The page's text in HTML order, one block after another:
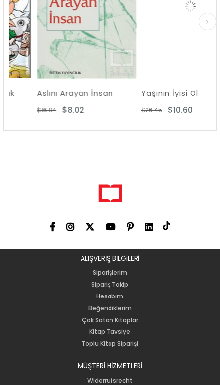
Aslını Arayan İnsan
$8.02
Yaşının İyisi Ol
$10.60
ALIŞVERİŞ BİLGiLERİ
Siparişlerim
Sipariş Takip
Hesabım
Beğendiklerim
Çok Satan Kitaplar
Kitap Tavsiye
Toplu Kitap Siparişi
MÜŞTERİ HİZMETLERİ
Widerrufsrecht